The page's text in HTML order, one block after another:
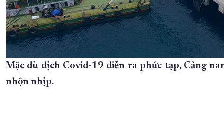
Mặc dù dịch Covid-19 diễn ra phức tạp, Cảng
nhộn nhịp.